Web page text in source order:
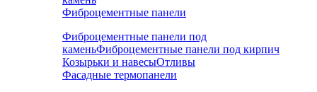
Фиброцементные панели
Фиброцементные панели под
каменьФиброцементные панели под кирпич
Козырьки и навесыОтливы
Фасадные термопанели